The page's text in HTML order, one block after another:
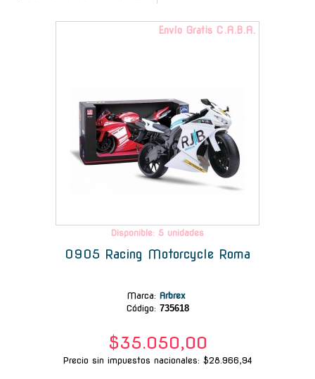
Envío Gratis C.A.B.A.
Disponible: 5 unidades
0905 Racing Motorcycle Roma
Marca: Arbrex
Código: 735618
$35.050,00
Precio sin impuestos nacionales: $28.966,94